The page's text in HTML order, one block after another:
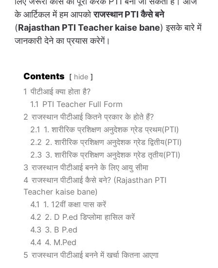
के आर्टिकल में हम आपकोराजस्थान PTI कैसे बने
(Rajasthan PTI Teacher kaise bane) इसके बारे में
जानकारी देने का प्रयास करेगें।
Contents hide
1 पीटीआई क्या होता है?
1.1 PTI Teacher Full Form
2 राजस्थान पीटीआई कितने प्रकार के होते हैं?
2.1 1. शारीरिक प्रशिक्षण अनुदेशक ग्रेड प्रथम(PTI)
2.2 2. शारीरिक प्रशिक्षण अनुदेशक ग्रेड द्वितीय(PTI)
2.3 3. शारीरिक प्रशिक्षण अनुदेशक ग्रेड तृतीय(PTI)
3 राजस्थान पीटीआई बनने के लिए आयु सीमा
4 राजस्थान पीटीआई कैसे बने? (Rajasthan PTI
Teacher kaise bane)
4.1 1. 12वीं कक्षा पास करें
4.2 2. D P.ed डिप्लोमा हासिल करें
4.3 3. B P.ed
4.4 4. M.Ped
5 राजस्थान पीटीआई बनने में खर्चा कितना आएगा